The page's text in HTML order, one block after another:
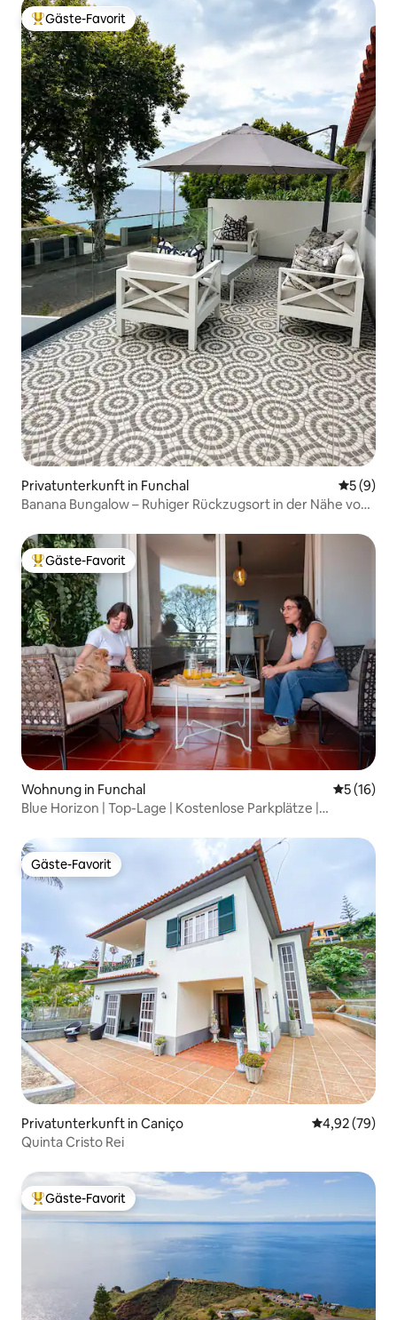
Beliebter Gäste-Favorit.
Gäste-Favorit
Privatunterkunft in Funchal
5 (9)
Banana Bungalow – Ruhiger Rückzugsort in der Nähe von
Beliebter Gäste-Favorit.
Gäste-Favorit
Wohnung in Funchal
5 (16)
Blue Horizon | Top-Lage | Kostenlose Parkplätze |
Gäste-Favorit
Gäste-Favorit
Privatunterkunft in Caniço
4,92 (79)
Quinta Cristo Rei
Beliebter Gäste-Favorit.
Gäste-Favorit